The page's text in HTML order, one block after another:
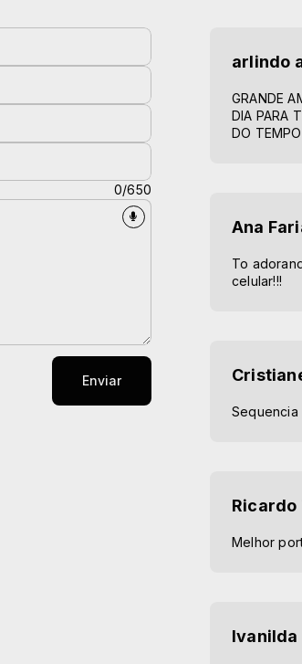
0/650
Enviar
arlindo
GRANDE
DIA PARA
DO
Ana
To
celular!!!
Sequencia
Ricardo
Melhor
Ivanilda